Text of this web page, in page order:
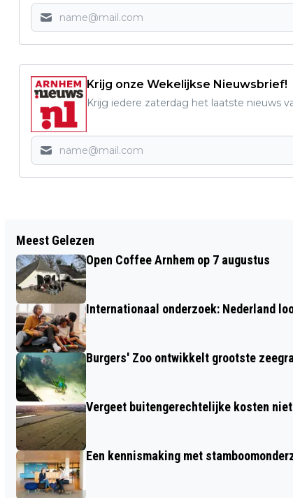
Krijg onze Wekelijkse Nieuwsbrief!
Krijg iedere zaterdag het laatste nieuws
HUISDIER VAN DE WEEK: KATER TAZ
Meest Gelezen
Open Coffee Arnhem op 7 augustus
Internationaal onderzoek: Nederland
Burgers' Zoo ontwikkelt grootste
Vergeet buitengerechtelijke kosten
Een kennismaking met